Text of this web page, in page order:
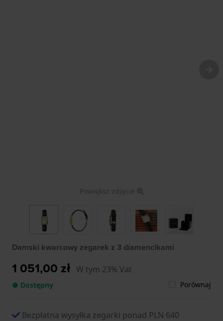
Powiększ zdjęcie
Damski kwarcowy zegarek z 3 diamencikami
1 051,00 zł W tym 23% Vat
● Dostępny Porównaj
Bezpłatna wysyłka zegarki ponad PLN 640